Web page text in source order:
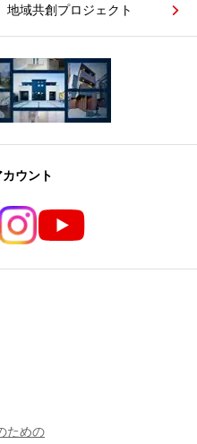
地域共創プロジェクト
ウント
ための